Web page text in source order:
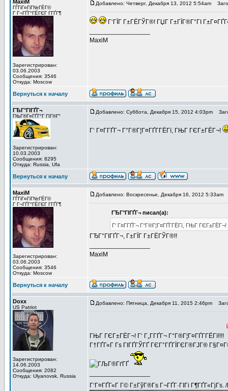
MaxiM
ГЃГіГ¤ГіГ№ГЁГ©
Г Г¬ГҐГ°ГЁГЄГ Г­ГҐГ¶
Зарегистрирован:
03.06.2003
Сообщения: 3546
Откуда: Moscow
Добавлено: Четверг, Декабря 13, 2012 5:54am
Г‘ГЇГ Г±ГЁГЎГ®! ГЏГ Г±ГЇГ®Г°ГІ
MaxiM
Вернуться к началу
ГЂГ°ГІГҐГ¬
ГЊГ®Г¤ГҐГ°Г ГІГ®Г°
Зарегистрирован:
10.03.2003
Сообщения: 8295
Откуда: Russia, Ufa
Добавлено: Суббота, Декабря 15, 2012 4:03pm
Г‘ Г¤Г­ГҐГ¬ Г°Г®Г¦Г¤ГҐГ­ГЁГї, ГЊГ ГЄГ±ГЁГ¬!
Вернуться к началу
MaxiM
ГЃГіГ¤ГіГ№ГЁГ©
Г Г¬ГҐГ°ГЁГЄГ Г­ГҐГ¶
Зарегистрирован:
03.06.2003
Сообщения: 3546
Откуда: Moscow
Добавлено: Воскресенье, Декабря 16, 2012 5:33am
ГЂГ°ГІГҐГ¬ писал(а):
Г‘ Г¤Г­ГҐГ¬ Г°Г®Г¦Г¤ГҐГ­ГЁГї, ГЊГ ГЄГ±ГЁГ¬!
ГЂГ°ГІГҐГ¬, Г±ГЇГ Г±ГЁГЎГ®!!
MaxiM
Вернуться к началу
Doxx
US Patriot
Зарегистрирован:
14.06.2003
Сообщения: 2082
Откуда: Ulyanovsk, Russia
Добавлено: Пятница, Декабря 11, 2015 2:46pm
ГЊГ ГЄГ±ГЁГ¬! Г‘ Г„Г­ГҐГ¬ Г°Г®Г¦Г¤ГҐГ­ГЁГї!!!!
Г†ГҐГ«Г Гѕ ГІГҐГЎГҐ ГЄГ°ГҐГЇГЄГ®ГЈГ®
Г‘Г¤ГҐГ«Г Г© Г±ГўГ®Гѕ Г¬ГҐГ·ГІГі Г¶ГҐГ«ГјГѕ.